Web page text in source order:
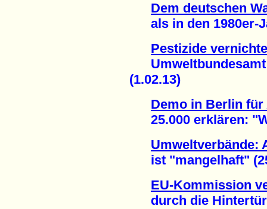
Dem deutschen
als in den 1980er-
Pestizide
Umweltbundesamt
(1.02.13)
Demo in Berlin für
25.000 erklären:
Umweltverbände:
ist "mangelhaft"
EU-Kommission
durch die Hintertür